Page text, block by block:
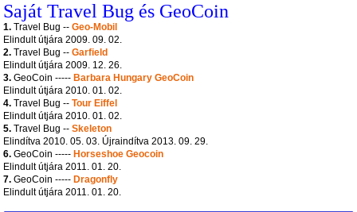
Saját Travel Bug és GeoCoin
1.Travel Bug --Geo-Mobil
Elindult útjára 2009. 09. 02.
2.Travel Bug --Garfield
Elindult útjára 2009. 12. 26.
3.GeoCoin ----- Barbara Hungary GeoCoin
Elindult útjára 2010. 01. 02.
4.Travel Bug --Tour Eiffel
Elindult útjára 2010. 01. 02.
5.Travel Bug --Skeleton
Elindítva 2010. 05. 03. Újraindítva 2013. 09. 29.
6.GeoCoin ----- Horseshoe Geocoin
Elindult útjára 2011. 01. 20.
7.GeoCoin ----- Dragonfly
Elindult útjára 2011. 01. 20.